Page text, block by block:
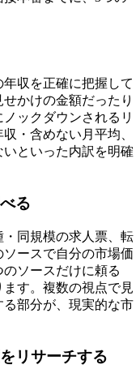
収を正確に把握して
かけの金額だったり
ックダウンされるリ
・含めない月平均、
といった内訳を明確
る
同規模の求人票、転
ースで自分の市場価
ソースだけに頼る
す。複数の視点で見
部分が、現実的な市
リサーチする